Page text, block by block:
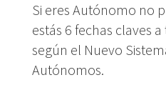
Si eres Autónomo no
estás 6 fechas claves
según el Nuevo
Autónomos.